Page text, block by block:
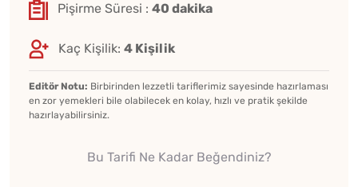
Pişirme Süresi : 40 dakika
Kaç Kişilik: 4 Kişilik
Editör Notu: Birbirinden lezzetli tariflerimiz sayesinde hazırlaması
en zor yemekleri bile olabilecek en kolay, hızlı ve pratik şekilde
hazırlayabilirsiniz.
Bu Tarifi Ne Kadar Beğendiniz?